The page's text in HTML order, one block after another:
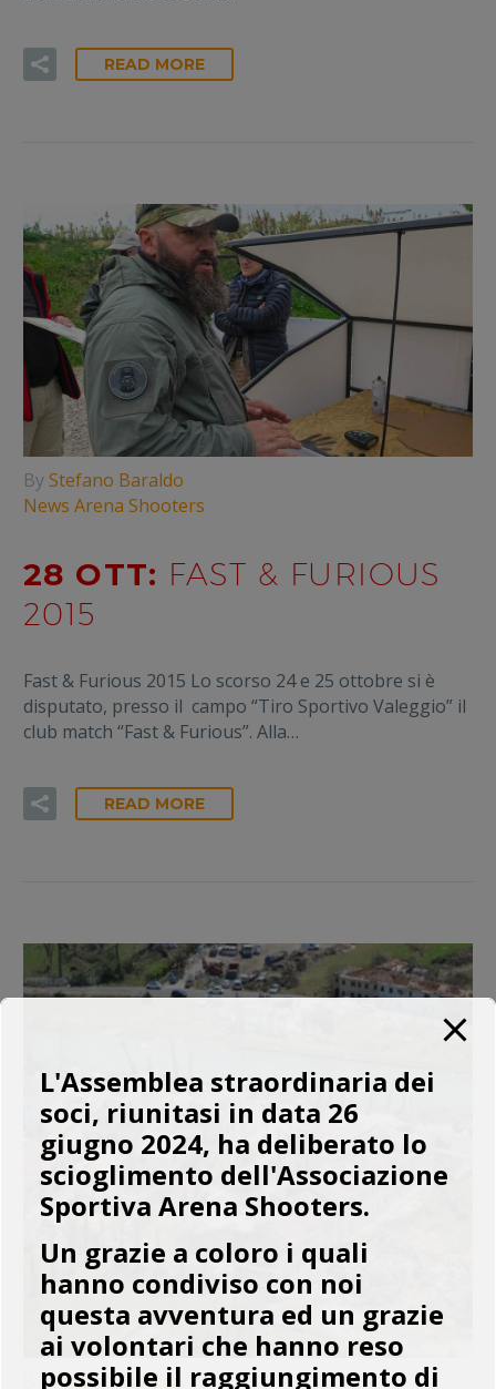
READ MORE
ByStefano Baraldo
News Arena Shooters
28 OTT: FAST & FURIOUS
2015
Fast & Furious 2015 Lo scorso 24 e 25 ottobre si è
disputato, presso il campo “Tiro Sportivo Valeggio” il
club match “Fast & Furious”. Alla…
READ MORE
ByStefano Baraldo
L'Assemblea straordinaria dei
soci, riunitasi in data 26
giugno 2024, ha deliberato lo
scioglimento dell'Associazione
Sportiva Arena Shooters.
Un grazie a coloro i quali
hanno condiviso con noi
questa avventura ed un grazie
ai volontari che hanno reso
possibile il raggiungimento di